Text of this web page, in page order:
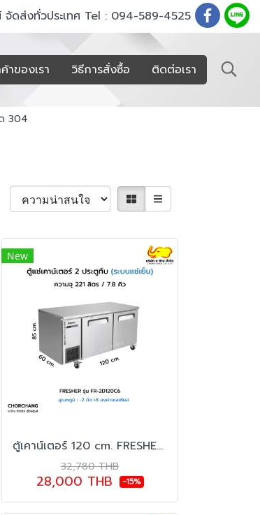
จัดส่งทั่วประเทศ Tel : 094-589-4525
าของเรา วิธีการสั่งซื้อ ติดต่อเรา
304
New
ตู้เคาน์เตอร์ 120 cm. FRESHER รุ่น FR-2D120C6
32,780 THB
28,000 THB -15%